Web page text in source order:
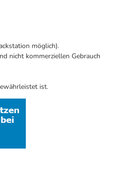
möglich).
nicht kommerziellen Gebrauch
ist.